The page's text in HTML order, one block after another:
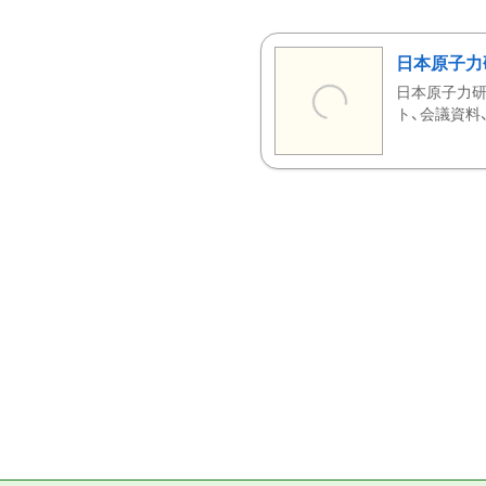
日本原子
日本原子力
ト、会議資